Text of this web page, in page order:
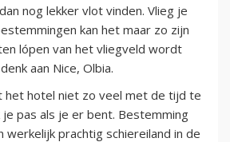
nog lekker vlot vinden. Vlieg je
kan het maar zo zijn
lópen van het vliegveld wordt
aan Nice, Olbia.
het hotel niet zo veel met de tijd te
pas als je er bent. Bestemming
werkelijk prachtig schiereiland in de